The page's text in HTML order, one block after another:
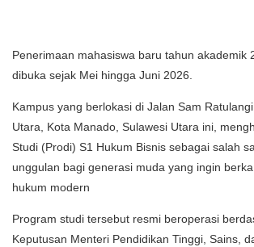
Penerimaan mahasiswa baru tahun akademik
dibuka sejak Mei hingga Juni 2026.
Kampus yang berlokasi di Jalan Sam
Utara, Kota Manado, Sulawesi Utara ini,
Studi (Prodi) S1 Hukum Bisnis sebagai salah
unggulan bagi generasi muda yang ingin
hukum modern
Program studi tersebut resmi beroperasi
Keputusan Menteri Pendidikan Tinggi, Sains,